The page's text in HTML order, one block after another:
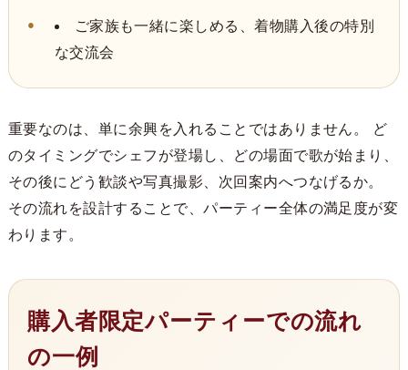
ご家族も一緒に楽しめる、着物購入後の特別
な交流会
重要なのは、単に余興を入れることではありません。 ど
のタイミングでシェフが登場し、どの場面で歌が始まり、
その後にどう歓談や写真撮影、次回案内へつなげるか。
その流れを設計することで、パーティー全体の満足度が変
わります。
購入者限定パーティーでの流れ
の一例